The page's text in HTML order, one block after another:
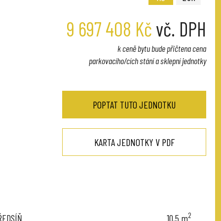
9 697 408 Kč vč. DPH
k ceně bytu bude přičtena cena
parkovacího/cích stání a sklepní jednotky
POPTAT TUTO JEDNOTKU
KARTA JEDNOTKY V PDF
10,5 m2